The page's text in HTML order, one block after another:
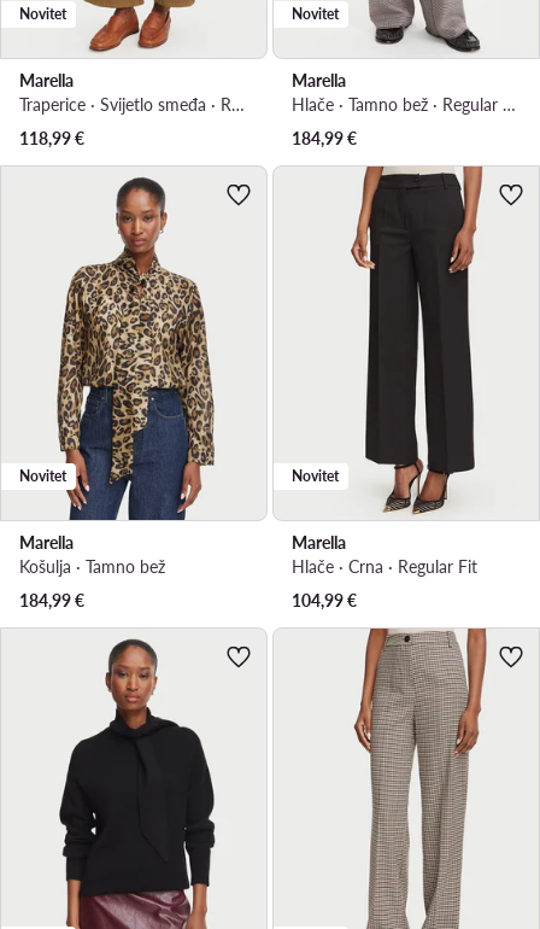
Novitet
Marella
Traperice · Svijetlo smeđa · Regular Fit
118,99€
Novitet
Marella
Hlače · Tamno bež · Regular Fit
184,99€
Novitet
Marella
Košulja · Tamno bež
184,99€
Novitet
Marella
Hlače · Crna · Regular Fit
104,99€